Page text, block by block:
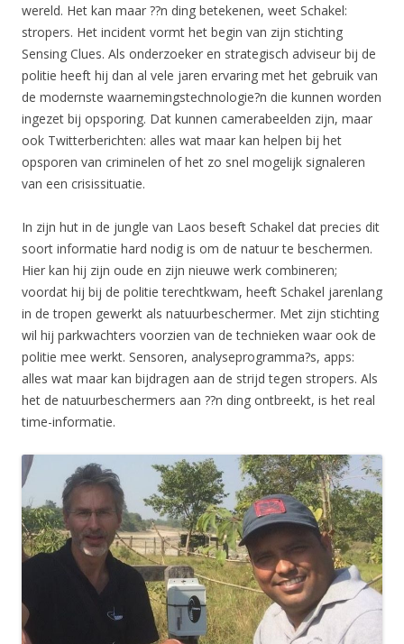
wereld. Het kan maar ??n ding betekenen, weet Schakel:
stropers. Het incident vormt het begin van zijn stichting
Sensing Clues. Als onderzoeker en strategisch adviseur bij de
politie heeft hij dan al vele jaren ervaring met het gebruik van
de modernste waarnemingstechnologie?n die kunnen worden
ingezet bij opsporing. Dat kunnen camerabeelden zijn, maar
ook Twitterberichten: alles wat maar kan helpen bij het
opsporen van criminelen of het zo snel mogelijk signaleren
van een crisissituatie.
In zijn hut in de jungle van Laos beseft Schakel dat precies dit
soort informatie hard nodig is om de natuur te beschermen.
Hier kan hij zijn oude en zijn nieuwe werk combineren;
voordat hij bij de politie terechtkwam, heeft Schakel jarenlang
in de tropen gewerkt als natuurbeschermer. Met zijn stichting
wil hij parkwachters voorzien van de technieken waar ook de
politie mee werkt. Sensoren, analyseprogramma?s, apps:
alles wat maar kan bijdragen aan de strijd tegen stropers. Als
het de natuurbeschermers aan ??n ding ontbreekt, is het real
time-informatie.